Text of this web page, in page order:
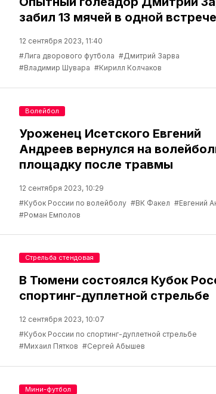
забил 13 мячей в одной
12 сентября 2023, 11:40
#Лига дворового футбола #Дмитрий Зарва
#Владимир Шувара #Кирилл Колчаков
Уроженец Исетского Евгений
Андреев вернулся на
площадку после травмы
12 сентября 2023, 10:29
#Кубок России по волейболу #ВК Факел #Евгений
#Роман Емполов
Волейбол
В Тюмени состоялся Кубок
спортинг-дуплетной стрельбе
12 сентября 2023, 10:07
#Кубок России по спортинг-дуплетной стрельбе
#Михаил Пятков #Сергей Абышев
Стрельба стендовая
Мини-футбол